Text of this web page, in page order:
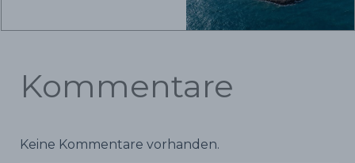
Kommentare
Keine Kommentare vorhanden.